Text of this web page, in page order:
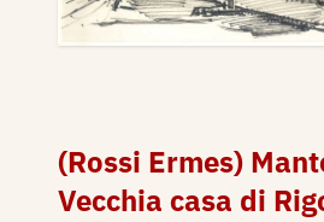
(Rossi Ermes)
Vecchia casa di